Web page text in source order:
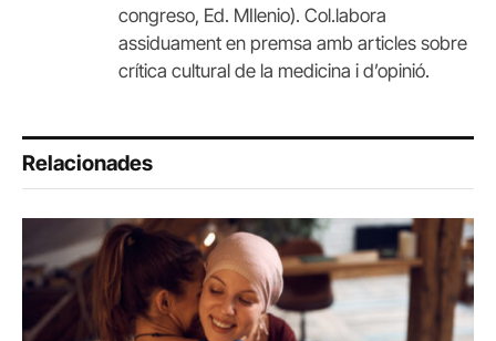
congreso, Ed. MIlenio). Col.labora
assiduament en premsa amb articles sobre
crítica cultural de la medicina i d’opinió.
Relacionades